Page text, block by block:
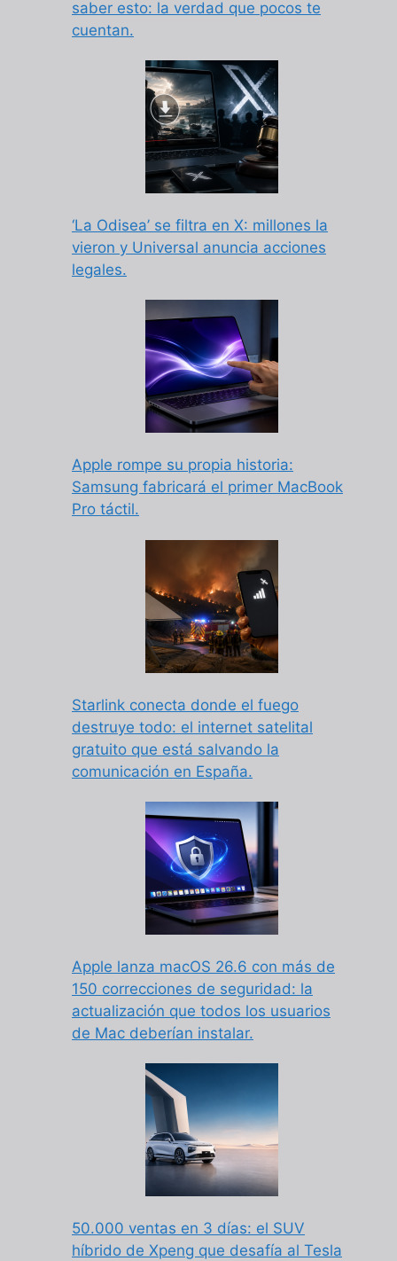
saber esto: la verdad que pocos te
cuentan.
‘La Odisea’ se filtra en X: millones la
vieron y Universal anuncia acciones
legales.
Apple rompe su propia historia:
Samsung fabricará el primer MacBook
Pro táctil.
Starlink conecta donde el fuego
destruye todo: el internet satelital
gratuito que está salvando la
comunicación en España.
Apple lanza macOS 26.6 con más de
150 correcciones de seguridad: la
actualización que todos los usuarios
de Mac deberían instalar.
50.000 ventas en 3 días: el SUV
híbrido de Xpeng que desafía al Tesla